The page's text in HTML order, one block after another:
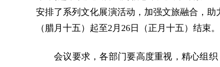
安排了系列文化展演活动，加强文旅融合，助
（腊月十五）起至2月26日（正月十五）结束。
会议要求，各部门要高度重视，精心组